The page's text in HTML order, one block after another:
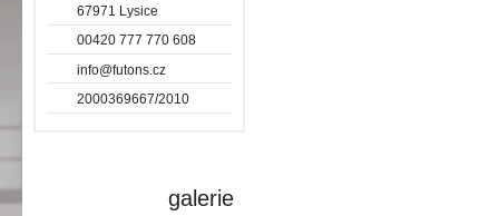
67971 Lysice
00420 777 770 608
info@futons.cz
2000369667/2010
galerie